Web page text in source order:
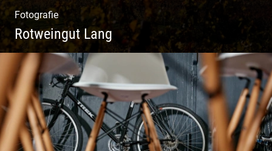
Fotografie
Rotweingut Lang
Rotweine aus Österreich | Genussvolle
Weinprobe | Herbstliche Weinberge | Uriger
Weinkeller